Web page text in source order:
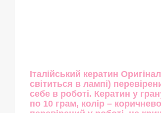
Італійський кератин
світиться в лампі)
себе в роботі. Кератин у
по 10 грам, колір –